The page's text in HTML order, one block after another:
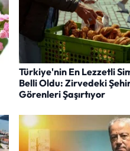
Türkiye'nin En Lezzetli
Belli Oldu: Zirvedeki
Görenleri Şaşırtıyor